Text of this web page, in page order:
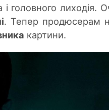
головного лиходія.
. Тепер продюсерам
картини.